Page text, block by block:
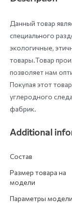
Данный товар
специального
экологичные,
товары.Товар
позволяет нам
Покупая этот
углеродного
фабрик.
Additional
Состав
Размер товара на
модели
Параметры модели